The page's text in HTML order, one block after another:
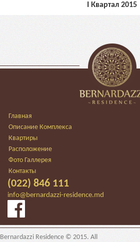
I Квартал 2015
Главная
Описание Комплекса
Квартиры
Расположение
Фото Галлерея
Контакты
(022) 846 111
info@bernardazzi-residence.md
Bernardazzi Residence © 2015. All